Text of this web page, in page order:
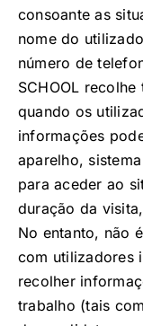
consoante as
nome do
número de
SCHOOL
quando os
informações
aparelho,
para aceder ao
duração da
No entanto, não
com utilizadores
recolher
trabalho (tais